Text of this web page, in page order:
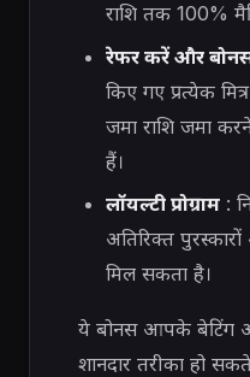
राशि तक 100%
रेफर करें और
किए गए प्रत्येक
जमा राशि जमा
हैं।
लॉयल्टी प्रोग्राम:
अतिरिक्त
मिल सकता है।
ये बोनस आपके बेटिंग
शानदार तरीका हो